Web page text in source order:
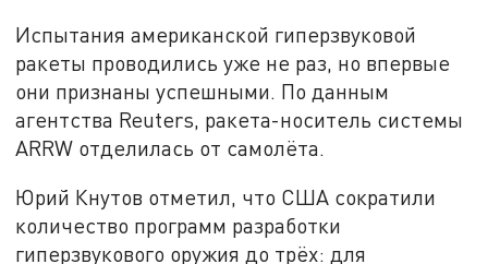
Испытания американской гиперзвуковой
ракеты проводились уже не раз, но впервые
они признаны успешными. По данным
агентства Reuters, ракета-носитель системы
ARRW отделилась от самолёта.
Юрий Кнутов отметил, что США сократили
количество программ разработки
гиперзвукового оружия до трёх: для